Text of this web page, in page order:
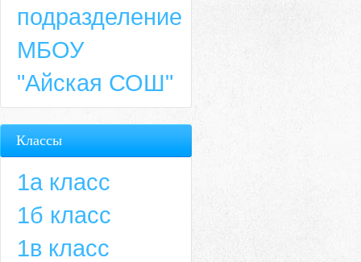
подразделение
МБОУ
"Айская СОШ"
Классы
1а класс
1б класс
1в класс